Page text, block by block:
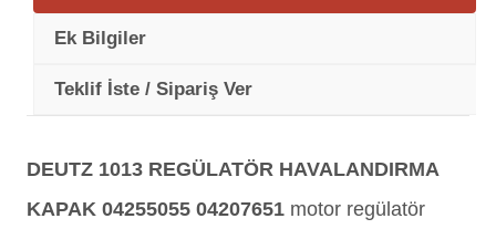
Ek Bilgiler
Teklif İste / Sipariş Ver
DEUTZ 1013 REGÜLATÖR HAVALANDIRMA
KAPAK 04255055 04207651 motor regülatör